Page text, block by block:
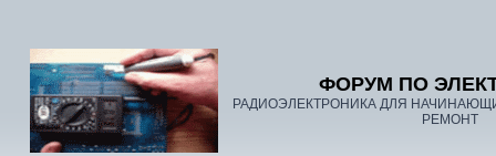
ФОРУМ ПО
РАДИОЭЛЕКТРОНИКА ДЛЯ
РЕМОНТ